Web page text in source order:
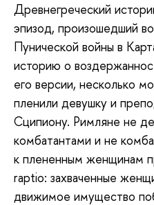
Древнегреческий
эпизод, произошедший
Пунической войны в
историю о
его версии, несколько
пленили девушку и
Сципиону. Римляне не
комбатантами и не
к плененным женщинам
raptio: захваченные
движимое имущество